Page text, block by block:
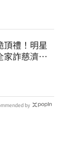
頂禮！明星
家詐慈濟…
by